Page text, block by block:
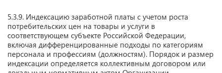
5.3.9. Индексацию заработной платы с учетом роста
потребительских цен на товары и услуги в
соответствующем субъекте Российской Федерации,
включая дифференцированные подходы по категориям
персонала и профессиям (должностям). Порядок и размер
индексации определяется коллективным договором или